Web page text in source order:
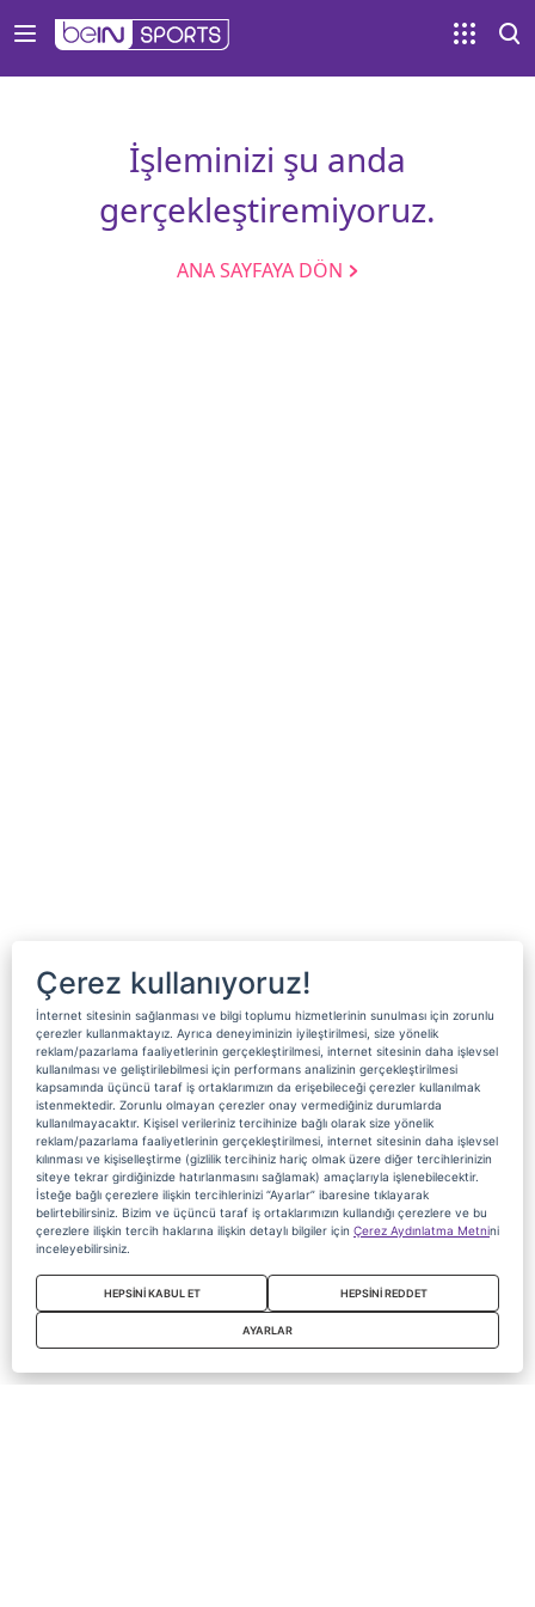
İşleminizi şu anda
gerçekleştiremiyoruz.
ANA SAYFAYA DÖN
Çerez kullanıyoruz!
İnternet sitesinin sağlanması ve bilgi toplumu hizmetlerinin sunulması için zorunlu
çerezler kullanmaktayız. Ayrıca deneyiminizin iyileştirilmesi, size yönelik
reklam/pazarlama faaliyetlerinin gerçekleştirilmesi, internet sitesinin daha işlevsel
kullanılması ve geliştirilebilmesi için performans analizinin gerçekleştirilmesi
kapsamında üçüncü taraf iş ortaklarımızın da erişebileceği çerezler kullanılmak
istenmektedir. Zorunlu olmayan çerezler onay vermediğiniz durumlarda
kullanılmayacaktır. Kişisel verileriniz tercihinize bağlı olarak size yönelik
reklam/pazarlama faaliyetlerinin gerçekleştirilmesi, internet sitesinin daha işlevsel
kılınması ve kişiselleştirme (gizlilik tercihiniz hariç olmak üzere diğer tercihlerinizin
siteye tekrar girdiğinizde hatırlanmasını sağlamak) amaçlarıyla işlenebilecektir.
İsteğe bağlı çerezlere ilişkin tercihlerinizi “Ayarlar” ibaresine tıklayarak
belirtebilirsiniz. Bizim ve üçüncü taraf iş ortaklarımızın kullandığı çerezlere ve bu
çerezlere ilişkin tercih haklarına ilişkin detaylı bilgiler için Çerez Aydınlatma Metnini
inceleyebilirsiniz.
HEPSİNİ KABUL ET HEPSİNİ REDDET
AYARLAR